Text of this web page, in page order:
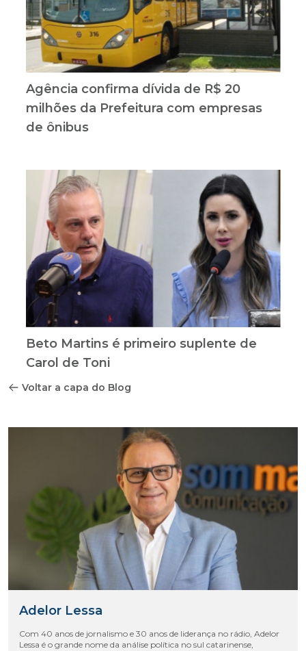
Agência confirma dívida de R$ 20
milhões da Prefeitura com empresas
de ônibus
Beto Martins é primeiro suplente de
Carol de Toni
Voltar a capa do Blog
Adelor Lessa
Com 40 anos de jornalismo e 30 anos de liderança no rádio, Adelor
Lessa é o grande nome da análise política no sul catarinense,